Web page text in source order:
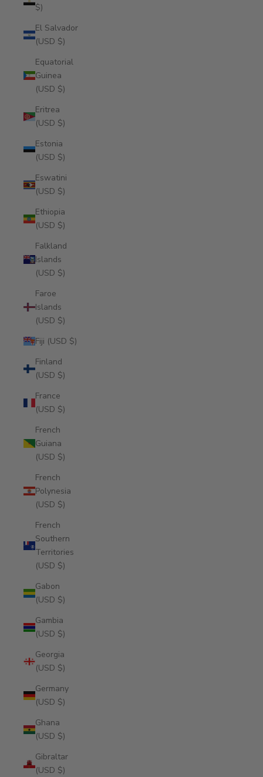
$)
El Salvador
(USD $)
Equatorial
Guinea
(USD $)
Eritrea
(USD $)
Estonia
(USD $)
Eswatini
(USD $)
Ethiopia
(USD $)
Falkland
Islands
(USD $)
Faroe
Islands
(USD $)
Fiji (USD $)
Finland
(USD $)
France
(USD $)
French
Guiana
(USD $)
French
Polynesia
(USD $)
French
Southern
Territories
(USD $)
Gabon
(USD $)
Gambia
(USD $)
Georgia
(USD $)
Germany
(USD $)
Ghana
(USD $)
Gibraltar
(USD $)